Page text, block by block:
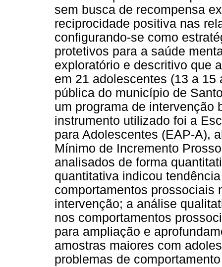
sem busca de recompensa
reciprocidade positiva nas
configurando-se como
protetivos para a saúde
exploratório e descritivo que
em 21 adolescentes (13 a
pública do município de
um programa de intervenção
instrumento utilizado foi a
para Adolescentes (EAP-A),
Mínimo de Incremento
analisados de forma
quantitativa indicou
comportamentos prossociais
intervenção; a análise
nos comportamentos
para ampliação e
amostras maiores com
problemas de